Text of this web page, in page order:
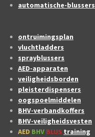
automatische-blussers
ontruimingsplan
vluchtladders
sprayblussers
AED-apparaten
veiligheidsborden
pleisterdispensers
oogspoelmiddelen
BHV-verbandkoffers
BHV-veiligheidsvesten
AED BHV BLUS training